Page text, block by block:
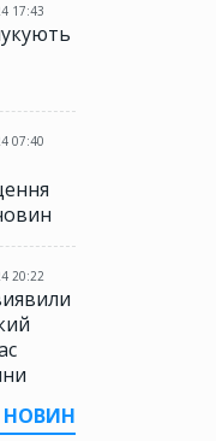
17:43
07:40
20:22
НОВИН